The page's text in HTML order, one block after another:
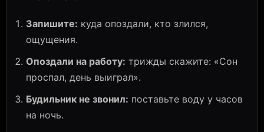
Запишите: куда опоздали, кто злился,
ощущения.
Опоздали на работу: трижды скажите: «Сон
проспал, день выиграл».
Будильник не звонил: поставьте воду у часов
на ночь.